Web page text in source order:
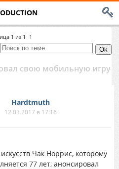
1 из 1 1
свою мобильную игру
Hardtmuth
12.03.2017 в 17:16
Чак Норрис, которому
77 лет, анонсировал